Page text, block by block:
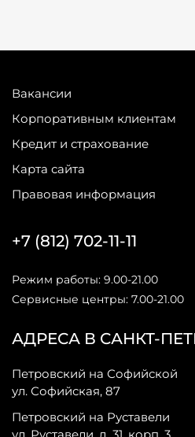
Вакансии
Корпоративным клиентам
Кредит и страхование
Карта сайта
Правовая информация
АДРЕСА В САНКТ-
Петровский на Софийской
ул. Софийская, 87
Петровский на Руставели
+7 (812) 702-11-11
Режим работы: 9.00-21.00
Сервисные центры: 7.00-21.00